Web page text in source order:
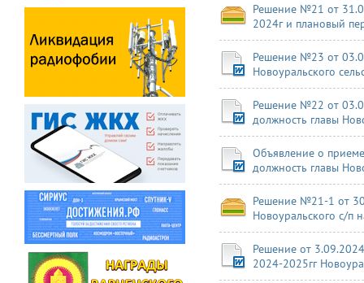
Решение №21 от
2024г и плановый
Решение №23 от
Новоуральского
Решение №22 от
должность главы
Объявление о
должность главы
Решение №21-1 от
Новоуральского с/п
Решение от
2024-2025гг